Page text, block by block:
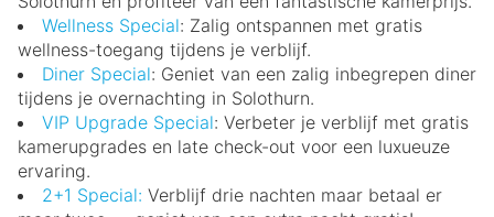
Wellness Special: Zalig ontspannen met gratis
wellness-toegang tijdens je verblijf.
Diner Special: Geniet van een zalig inbegrepen diner
tijdens je overnachting in Solothurn.
VIP Upgrade Special: Verbeter je verblijf met gratis
kamerupgrades en late check-out voor een luxueuze
ervaring.
2+1 Special: Verblijf drie nachten maar betaal er